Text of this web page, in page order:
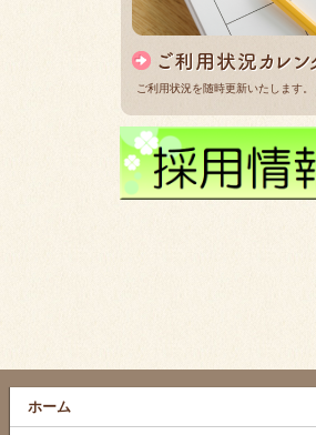
ご利用状況を随時更新いたします。
ホーム